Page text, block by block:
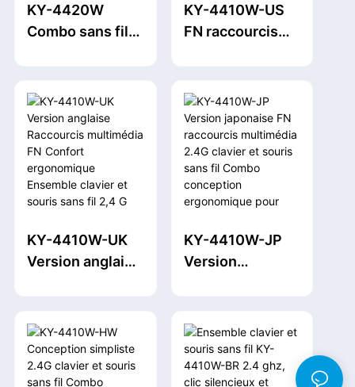
pour des
performances
KY-4420W
Combo sans fil
silencieux et
combinaison
clavier et souris
de bureau de
conception DPl
multi-vitesses
bureau à
domicile 2,4 GHz
KY-4410W-US
FN raccourcis
ergonomique
2.4G clavier et
souris sans fil
Combo pour
tablette
d'ordinateur
Windows
KY-4410W-UK
Version anglaise
Confort
ergonomique
Ensemble
KY-4410W-JP
Version
multimédia 2.4G
clavier et souris
sans fil Combo